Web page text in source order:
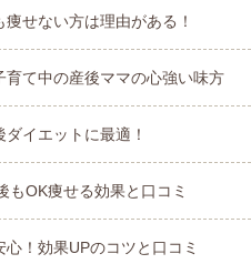
せない方は理由がある！
て中の産後ママの心強い味方
イエットに最適！
もOK痩せる効果と口コミ
！効果UPのコツと口コミ